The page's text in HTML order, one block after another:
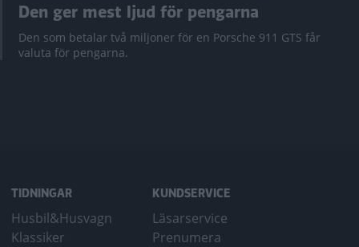
Den ger mest ljud för pengarna
Den som betalar två miljoner för en Porsche 911 GTS får
valuta för pengarna.
TIDNINGAR
Husbil&Husvagn
Klassiker
KUNDSERVICE
Läsarservice
Prenumera